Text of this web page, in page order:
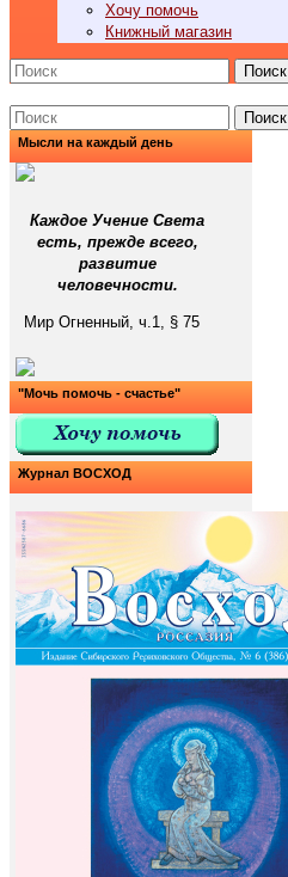
Хочу помочь
Книжный магазин
Поиск
Поиск
Мысли на каждый день
Каждое Учение Света
есть, прежде всего,
развитие
человечности.
Мир Огненный, ч.1, § 75
"Мочь помочь - счастье"
Журнал ВОСХОД